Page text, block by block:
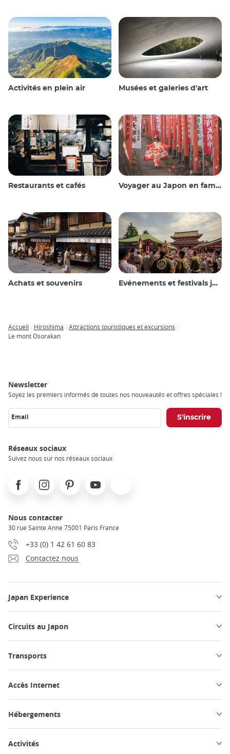
Activités en plein air Musées et galeries d'art
Restaurants et cafés Voyager au Japon en famille
Achats et souvenirs Evénements et festivals japonais
Breadcrumb
Accueil Hiroshima
Attractions touristiques et excursions
Le mont Osorakan
Newsletter
Soyez les premiers informés de toutes nos nouveautés et offres spéciales !
Email
Réseaux sociaux
Suivez nous sur nos réseaux sociaux
FacebookInstagramPinterest Youtube
Nous contacter
30 rue Sainte Anne 75001 Paris France
+33 (0) 1 42 61 60 83
Contactez nous
Japan Experience
Circuits au Japon
Transports
Accès Internet
Hébergements
Activités